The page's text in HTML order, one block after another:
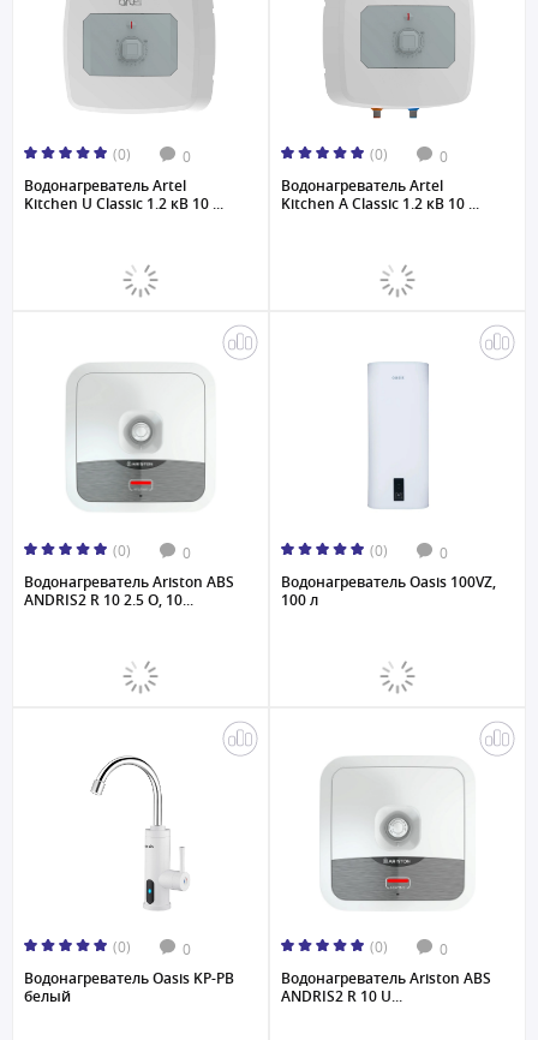
(0) 0
Водонагреватель Artel
Kitchen U Classic 1.2 кВ 10 ...
(0) 0
Водонагреватель Artel
Kitchen A Classic 1.2 кВ 10 ...
(0) 0
Водонагреватель Ariston ABS
ANDRIS2 R 10 2.5 O, 10...
(0) 0
Водонагреватель Oasis 100VZ,
100 л
(0) 0
Водонагреватель Oasis KP-PB
белый
(0) 0
Водонагреватель Ariston ABS
ANDRIS2 R 10 U...